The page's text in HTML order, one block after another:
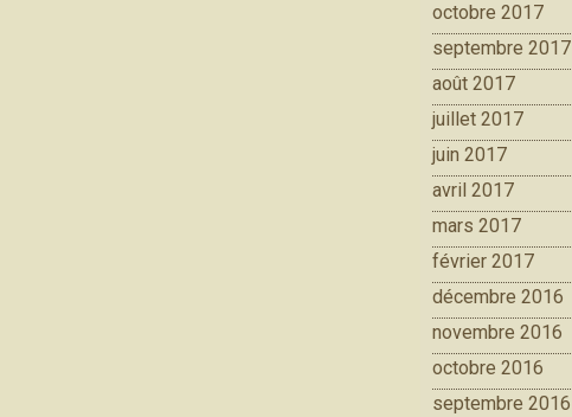
octobre 2017
septembre 2017
août 2017
juillet 2017
juin 2017
avril 2017
mars 2017
février 2017
décembre 2016
novembre 2016
octobre 2016
septembre 2016